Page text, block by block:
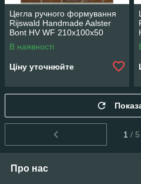
Цегла ручного формування
Rijswald Handmade Aalster
Bont HV WF 210x100x50
В наявності
Ціну уточнюйте
1 / 5
Про нас